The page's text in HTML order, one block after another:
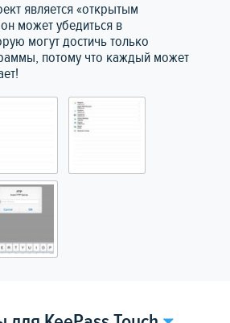
является «открытым
может убедиться в
могут достичь только
потому что каждый может